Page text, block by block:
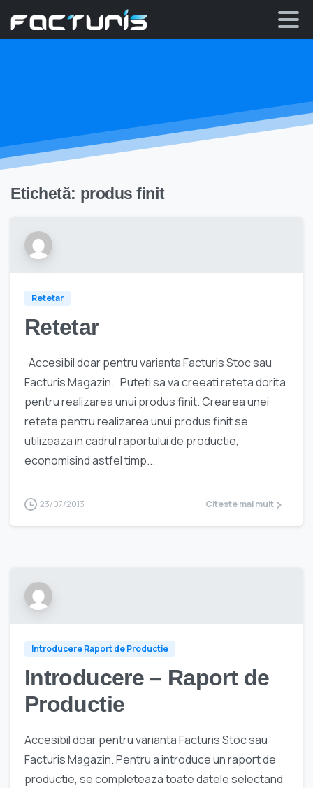
Etichetă: produs finit
Retetar
Retetar
Accesibil doar pentru varianta Facturis Stoc sau
Facturis Magazin. Puteti sa va creeati reteta dorita
pentru realizarea unui produs finit. Crearea unei
retete pentru realizarea unui produs finit se
utilizeaza in cadrul raportului de productie,
economisind astfel timp...
23/07/2013 Citeste mai mult
Introducere Raport de Productie
Introducere – Raport de
Productie
Accesibil doar pentru varianta Facturis Stoc sau
Facturis Magazin. Pentru a introduce un raport de
productie, se completeaza toate datele selectand